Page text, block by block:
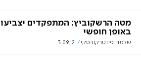
מטה הרשקוביץ: המתפקדים יצביעו
באופן חופשי
שלמה פיוטרקובסקי 3.09.12